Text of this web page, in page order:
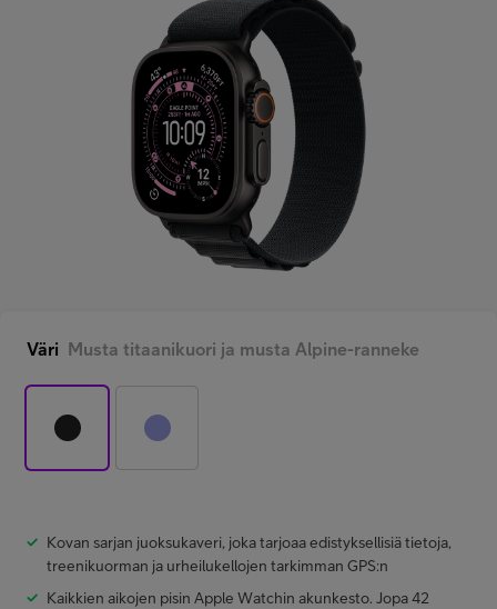
Minun Telia Yrityksille
Väri Musta titaanikuori ja musta Alpine-ranneke
Kovan sarjan juoksukaveri, joka tarjoaa edistyksellisiä tietoja,
treenikuorman ja urheilu­kellojen tarkimman GPS:n
Kaikkien aikojen pisin Apple Watchin akunkesto. Jopa 42